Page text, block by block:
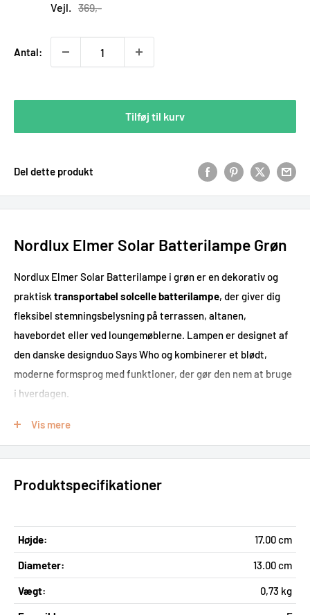
Vejl. 369,-
Antal:
Tilføj til kurv
Del dette produkt
Nordlux Elmer Solar Batterilampe Grøn
Nordlux Elmer Solar Batterilampe i grøn er en dekorativ og
praktisk transportabel solcelle batterilampe, der giver dig
fleksibel stemningsbelysning på terrassen, altanen,
havebordet eller ved loungemøblerne. Lampen er designet af
den danske designduo Says Who og kombinerer et blødt,
moderne formsprog med funktioner, der gør den nem at bruge
i hverdagen.
Med Elmer får du en
opladning, kan den også oplades med det medfølgende USB-C-
kabel. Det gør Nordlux Elmer Solar ideel til dig, der ønsker
hyggelig udendørsbelysning uden fast installation, kabler på
Grøn solcellelampe med 3-trins
Moodmaker™ dæmpning
Vis mere
Produktspecifikationer
Højde: 17.00 cm
Diameter: 13.00 cm
Vægt: 0,73 kg